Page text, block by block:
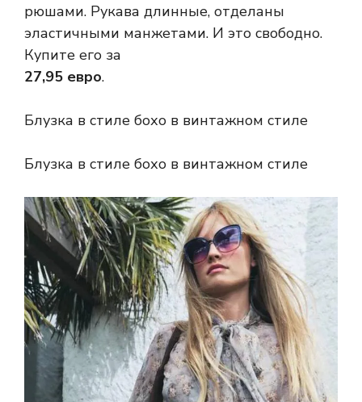
рюшами. Рукава длинные, отделаны
эластичными манжетами. И это свободно.
Купите его за
27,95 евро.
Блузка в стиле бохо в винтажном стиле
Блузка в стиле бохо в винтажном стиле